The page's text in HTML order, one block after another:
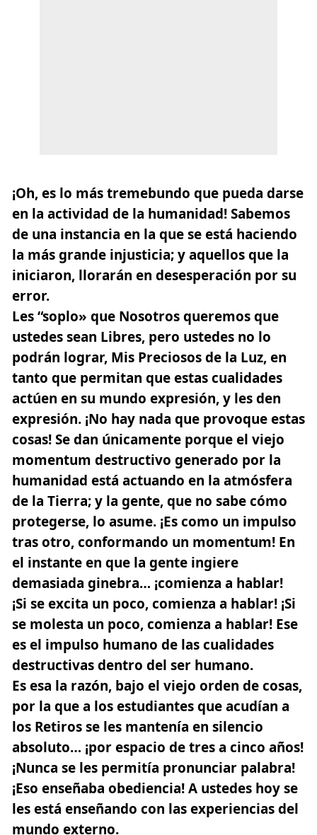
¡Oh, es lo más tremebundo que pueda darse
en la actividad de la humanidad! Sabemos
de una instancia en la que se está haciendo
la más grande injusticia; y aquellos que la
iniciaron, llorarán en desesperación por su
error.
Les “soplo» que Nosotros queremos que
ustedes sean Libres, pero ustedes no lo
podrán lograr, Mis Preciosos de la Luz, en
tanto que permitan que estas cualidades
actúen en su mundo expresión, y les den
expresión. ¡No hay nada que provoque estas
cosas! Se dan únicamente porque el viejo
momentum destructivo generado por la
humanidad está actuando en la atmósfera
de la Tierra; y la gente, que no sabe cómo
protegerse, lo asume. ¡Es como un impulso
tras otro, conformando un momentum! En
el instante en que la gente ingiere
demasiada ginebra… ¡comienza a hablar!
¡Si se excita un poco, comienza a hablar! ¡Si
se molesta un poco, comienza a hablar! Ese
es el impulso humano de las cualidades
destructivas dentro del ser humano.
Es esa la razón, bajo el viejo orden de cosas,
por la que a los estudiantes que acudían a
los Retiros se les mantenía en silencio
absoluto… ¡por espacio de tres a cinco años!
¡Nunca se les permitía pronunciar palabra!
¡Eso enseñaba obediencia! A ustedes hoy se
les está enseñando con las experiencias del
mundo externo.